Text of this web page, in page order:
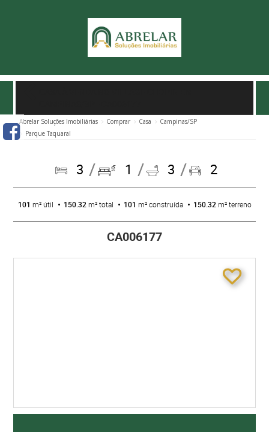
Abrelar Soluções Imobiliárias Comprar Casa
Campinas/SP
Parque Taquaral
3 1 3 2
101 m² útil 150.32 m² total 101 m² construída 150.32 m² terreno
CA006177